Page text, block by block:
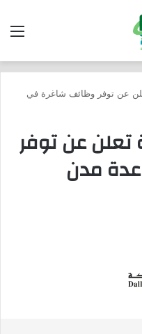
عن توفر وظائف شاغرة في
تعلن عن توفر
مدن